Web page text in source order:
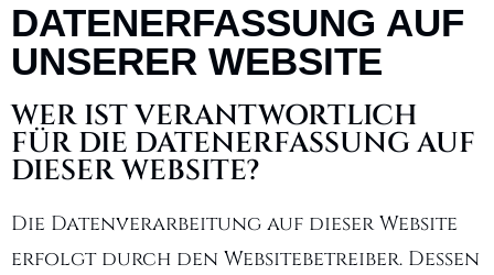
DATENERFASSUNG AUF
UNSERER WEBSITE
WER IST VERANTWORTLICH
FÜR DIE DATENERFASSUNG AUF
DIESER WEBSITE?
Die Datenverarbeitung auf dieser Website
erfolgt durch den Websitebetreiber. Dessen